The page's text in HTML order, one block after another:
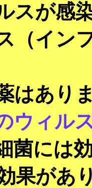
スが感
（イン
はあり
ウィル
菌には
果があ